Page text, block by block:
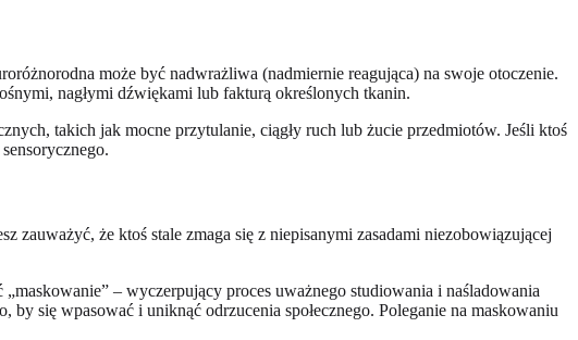
może być nadwrażliwa (nadmiernie reagująca) na swoje otoczenie.
nagłymi dźwiękami lub fakturą określonych tkanin.
takich jak mocne przytulanie, ciągły ruch lub żucie przedmiotów. Jeśli ktoś
zauważyć, że ktoś stale zmaga się z niepisanymi zasadami niezobowiązującej
– wyczerpujący proces uważnego studiowania i naśladowania
się wpasować i uniknąć odrzucenia społecznego. Poleganie na maskowaniu